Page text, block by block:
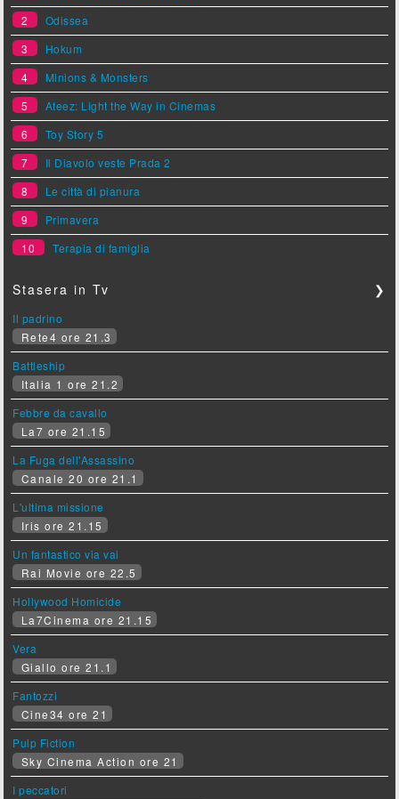
2
Odissea
3
Hokum
4
Minions & Monsters
5
Ateez: Light the Way in Cinemas
6
Toy Story 5
7
Il Diavolo veste Prada 2
8
Le città di pianura
9
Primavera
10
Terapia di famiglia
Stasera in Tv ❯
Il padrino
Rete4 ore 21.3
Battleship
Italia 1 ore 21.2
Febbre da cavallo
La7 ore 21.15
La Fuga dell'Assassino
Canale 20 ore 21.1
L'ultima missione
Iris ore 21.15
Un fantastico via vai
Rai Movie ore 22.5
Hollywood Homicide
La7Cinema ore 21.15
Vera
Giallo ore 21.1
Fantozzi
Cine34 ore 21
Pulp Fiction
Sky Cinema Action ore 21
I peccatori